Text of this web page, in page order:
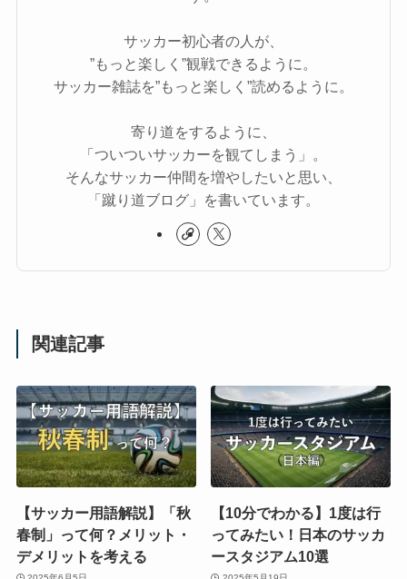
サッカー初心者の人が、
”もっと楽しく”観戦できるように。
サッカー雑誌を”もっと楽しく”読めるように。
寄り道をするように、
「ついついサッカーを観てしまう」。
そんなサッカー仲間を増やしたいと思い、
「蹴り道ブログ」を書いています。
関連記事
【サッカー用語解説】「秋
春制」って何？メリット・
デメリットを考える
【10分でわかる】1度は行
ってみたい！日本のサッカ
ースタジアム10選